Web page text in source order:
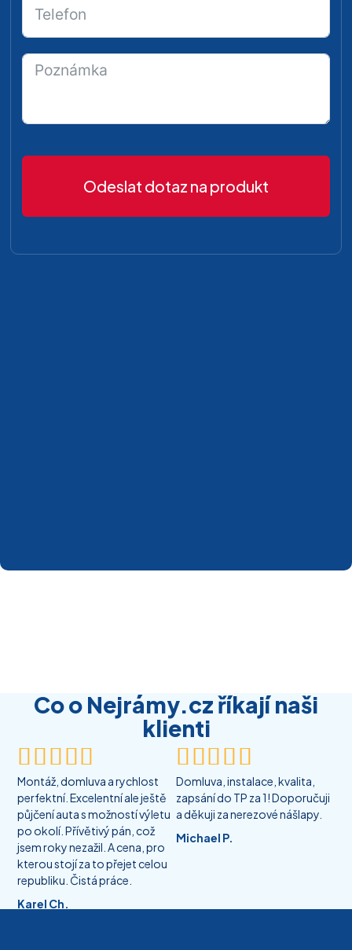
Odeslat dotaz na produkt
Co o Nejrámy.cz říkají naši
klienti

Montáž, domluva a rychlost
perfektní. Excelentní ale ještě
půjčení auta s možností výletu
po okolí. Přívětivý pán, což
jsem roky nezažil. A cena, pro
kterou stojí za to přejet celou
republiku. Čistá práce.
Karel Ch.

Domluva, instalace, kvalita,
zapsání do TP za 1! Doporučuji
a děkuji za nerezové nášlapy.
Michael P.